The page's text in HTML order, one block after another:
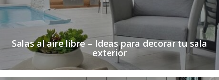
Salas al aire libre – Ideas para decorar tu sala
exterior